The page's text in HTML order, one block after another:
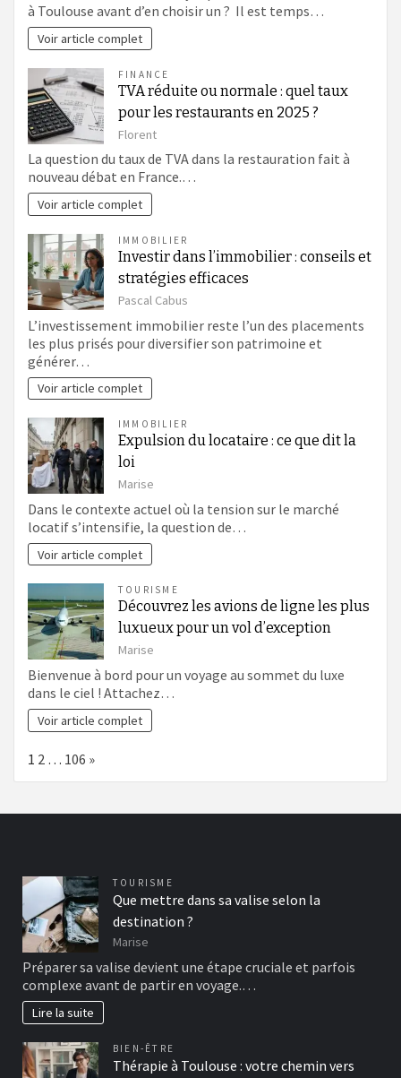
à Toulouse avant d’en choisir un ? Il est temps…
Voir article complet
FINANCE
TVA réduite ou normale : quel taux
pour les restaurants en 2025 ?
Florent
La question du taux de TVA dans la restauration fait à
nouveau débat en France.…
Voir article complet
IMMOBILIER
Investir dans l’immobilier : conseils et
stratégies efficaces
Pascal Cabus
L’investissement immobilier reste l’un des placements
les plus prisés pour diversifier son patrimoine et
générer…
Voir article complet
IMMOBILIER
Expulsion du locataire : ce que dit la
loi
Marise
Dans le contexte actuel où la tension sur le marché
locatif s’intensifie, la question de…
Voir article complet
TOURISME
Découvrez les avions de ligne les plus
luxueux pour un vol d’exception
Marise
Bienvenue à bord pour un voyage au sommet du luxe
dans le ciel ! Attachez…
Voir article complet
Page:
1 2 … 106 Next
»
TOURISME
Que mettre dans sa valise selon la
destination ?
Marise
Préparer sa valise devient une étape cruciale et parfois
complexe avant de partir en voyage.…
Lire la suite
BIEN-ÊTRE
Thérapie à Toulouse : votre chemin vers